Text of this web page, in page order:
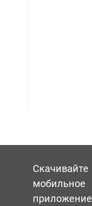
Скачивайте
мобильное
приложение